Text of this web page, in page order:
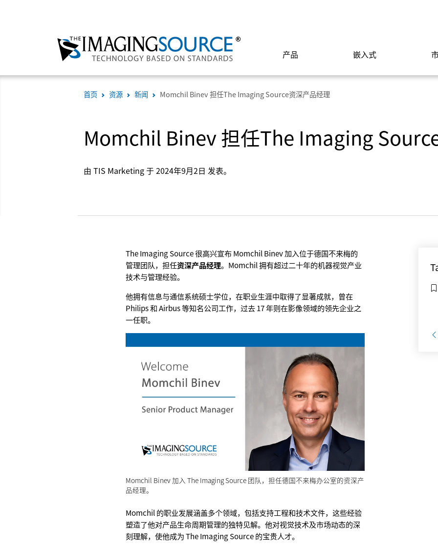
产品 嵌入式
首页 资源 新闻 Momchil Binev 担任The Imaging Source资深产品经理
Momchil Binev 担任The Imaging
由 TIS Marketing 于 2024年9月2日 发表。
The Imaging Source 很高兴宣布 Momchil Binev 加入位于德国不来梅的
管理团队，担任资深产品经理。Momchil 拥有超过二十年的机器视觉产业
技术与管理经验。
他拥有信息与通信系统硕士学位，在职业生涯中取得了显著成就，曾在
Philips 和 Airbus 等知名公司工作，过去 17 年则在影像领域的领先企业之
一任职。
Momchil Binev 加入 The Imaging Source 团队，担任德国不来梅办公室的资深产
品经理。
Momchil 的职业发展涵盖多个领域，包括支持工程和技术文件，这些经验
塑造了他对产品生命周期管理的独特见解。他对视觉技术及市场动态的深
刻理解，使他成为 The Imaging Source 的宝贵人才。